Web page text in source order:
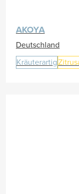
AKOYA
Deutschland
Kräuterartig